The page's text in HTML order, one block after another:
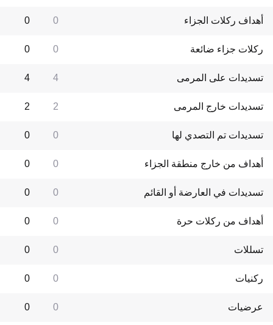
أهداف ركلات الجزاء 0
0
ركلات جزاء ضائعة 0
0
تسديدات على المرمى 4
4
تسديدات خارج المرمى 2
2
تسديدات تم التصدي لها 0
0
أهداف من خارج منطقة الجزاء 0
0
تسديدات في العارضة أو القائم 0
0
أهداف من ركلات حرة 0
0
تسللات 0
0
ركنيات 0
0
عرضيات 0
0